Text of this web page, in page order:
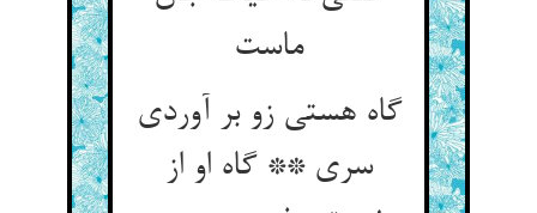
ماست
گاه هستی زو بر آوردی
سری ** گاه او از